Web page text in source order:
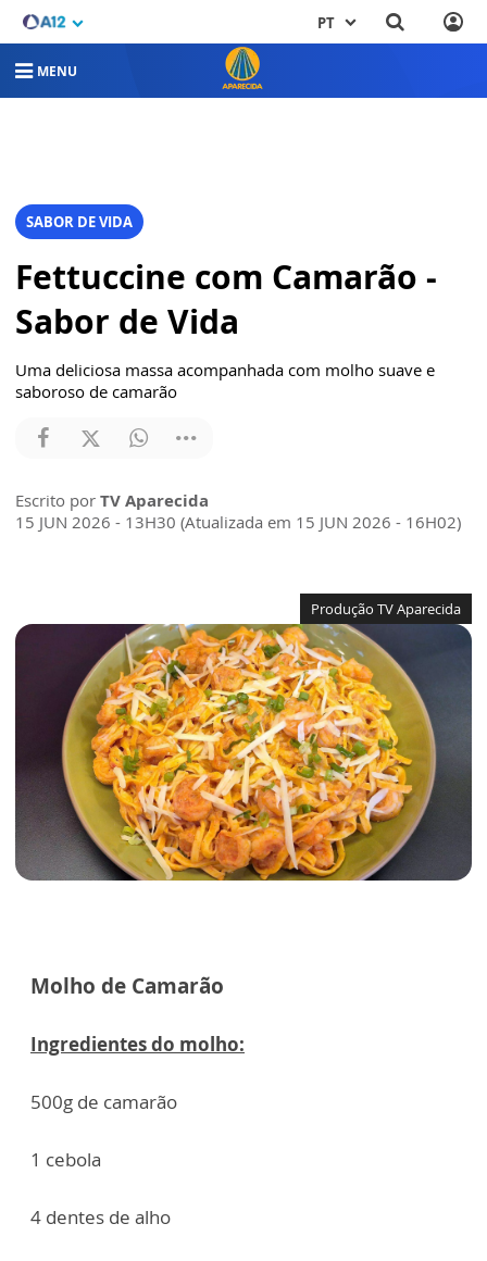
PT
MENU
SABOR DE VIDA
Fettuccine com Camarão -
Sabor de Vida
Uma deliciosa massa acompanhada com molho suave e
saboroso de camarão
Escrito por TV Aparecida
15 JUN 2026 - 13H30 (Atualizada em 15 JUN 2026 - 16H02)
Produção TV Aparecida
Molho de Camarão
Ingredientes do molho:
500g de camarão
1 cebola
4 dentes de alho